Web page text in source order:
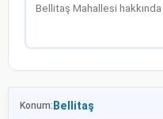
Konum: Bellitaş